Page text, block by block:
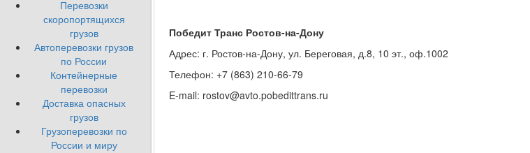
Перевозки
скоропортящихся
грузов
Автоперевозки грузов
по России
Контейнерные
перевозки
Доставка опасных
грузов
Грузоперевозки по
России и миру
Победит Транс Ростов-на-Дону
Адрес: г. Ростов-на-Дону, ул. Береговая, д.8, 10 эт., оф.1002
Телефон: +7 (863) 210-66-79
E-mail: rostov@avto.pobedittrans.ru